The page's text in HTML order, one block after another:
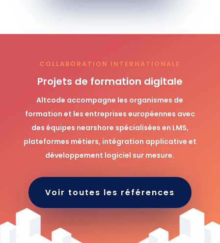
COLLABORATION INTERNATIONALE
Projets de formation digitale
Altcode accompagne les organismes de
formation et les entreprises européennes avec
des équipes nearshore spécialisées en LMS,
plateformes métiers, intégration applicative et
développement logiciel sur mesure.
Voir toutes les références